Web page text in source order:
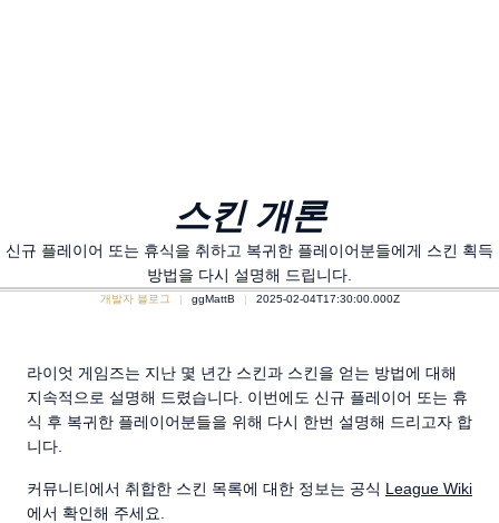
스킨 개론
신규 플레이어 또는 휴식을 취하고 복귀한 플레이어분들에게 스킨 획득
방법을 다시 설명해 드립니다.
개발자 블로그 ggMattB 2025-02-04T17:30:00.000Z
라이엇 게임즈는 지난 몇 년간 스킨과 스킨을 얻는 방법에 대해
지속적으로 설명해 드렸습니다. 이번에도 신규 플레이어 또는 휴
식 후 복귀한 플레이어분들을 위해 다시 한번 설명해 드리고자 합
니다.
커뮤니티에서 취합한 스킨 목록에 대한 정보는 공식 League Wiki
에서 확인해 주세요.